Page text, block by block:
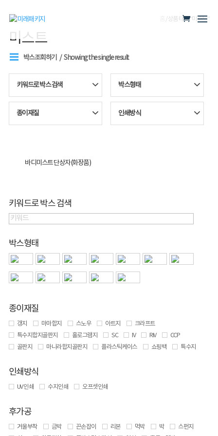
/ 상품 태그 “미스트”
미스트
박스조회하기 Showing the single result
키워드로 박스 검색 박스형태
종이재질 인쇄방식
바디미스트 단상자(화장품)
키워드로 박스 검색
박스형태
종이재질
갱지 마마합지 스노우 아트지
크라프트
특수지합지골판지
홀로그램지 SC IV RIV
CCP
골판지
마니라합지골판지 플라스틱케이스 쇼핑백 특수지
인쇄방식
UV 인쇄 수지인쇄 오프셋인쇄
후가공
거울부착 금박 끈손잡이 리본 먹박 박
스펀지